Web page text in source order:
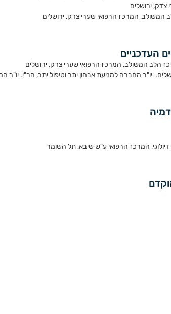
ירושלים
המשולב, המרכז הרפואי שערי צדק, ירושלים
הלב המשולב, המרכז הרפואי שערי צדק, ירושלים
יו"ר החברה למניעת אבחון יתר וטיפול יתר, הר"י. יו"ר
המרכז הרפואי ע"ש שיבא, תל השומר